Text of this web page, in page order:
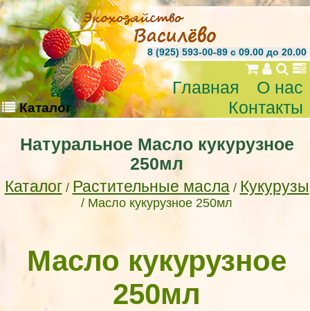
8 (925) 593-00-89 c 09.00 до 20.00
Каталог
Главная
О нас
Контакты
Натуральное Масло кукурузное
250мл
Каталог/ Растительные масла/ Кукурузы
/ Масло кукурузное 250мл
Масло кукурузное
250мл